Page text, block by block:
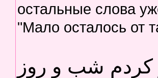
остальные слова
"Мало осталось от
کردم شب و روز